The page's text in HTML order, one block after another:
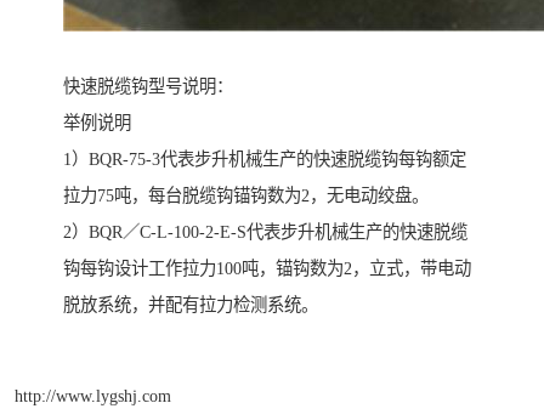
快速脱缆钩型号说明：
举例说明
1）BQR-75-3代表步升机械生产的快速脱缆钩每钩额定
拉力75吨，每台脱缆钩锚钩数为2，无电动绞盘。
2）BQR／C-L-100-2-E-S代表步升机械生产的快速脱缆
钩每钩设计工作拉力100吨，锚钩数为2，立式，带电动
脱放系统，并配有拉力检测系统。
http://www.lygshj.com